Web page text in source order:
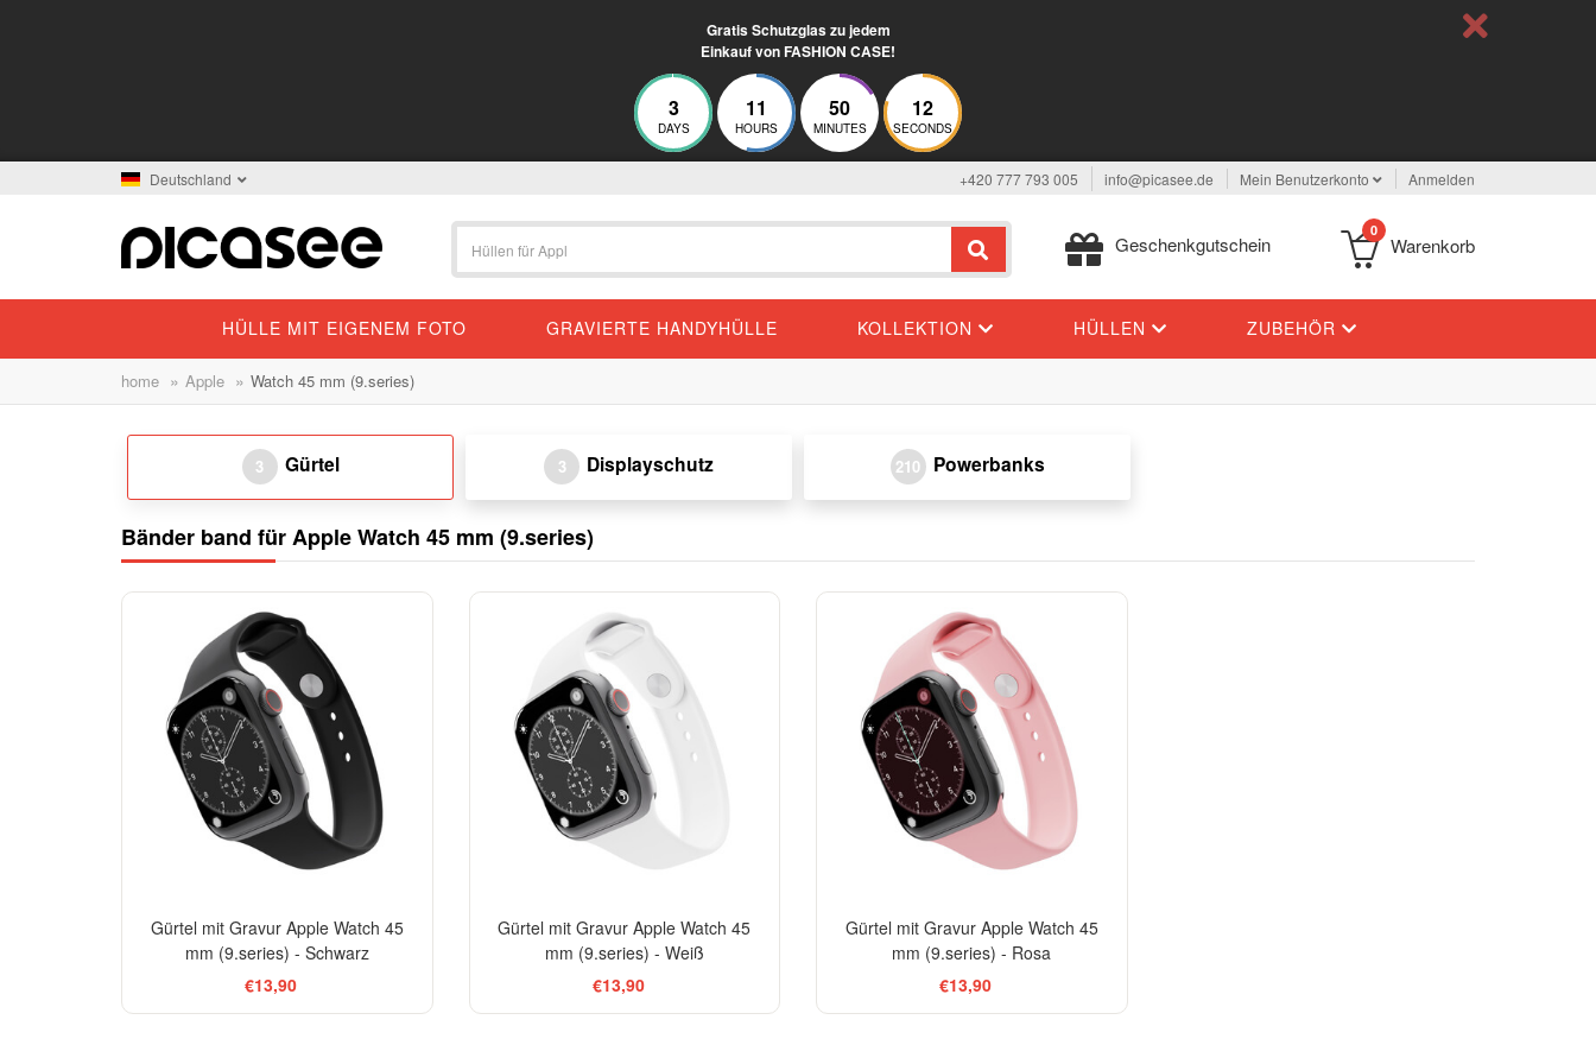
Gratis Schutzglas zu jedem
Einkauf von FASHION CASE!
3
DAYS
11
HOURS
50
MINUTES
12
SECONDS
Deutschland +420 777 793 005 info@picasee.de Mein Benutzerkonto Anmelden
Geschenkgutschein
0
Warenkorb
HÜLLE MIT EIGENEM FOTO GRAVIERTE HANDYHÜLLE KOLLEKTION HÜLLEN ZUBEHÖR
home » Apple » Watch 45 mm (9.series)
3 Gürtel 3 Displayschutz 210 Powerbanks
Bänder band für Apple Watch 45 mm (9.series)
Gürtel mit Gravur Apple Watch 45
mm (9.series) - Schwarz
€13,90
Gürtel mit Gravur Apple Watch 45
mm (9.series) - Weiß
€13,90
Gürtel mit Gravur Apple Watch 45
mm (9.series) - Rosa
€13,90